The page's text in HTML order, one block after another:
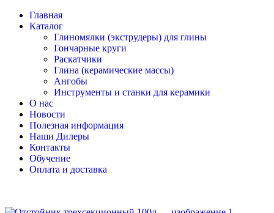
Главная
Каталог
Глиномялки (экструдеры) для глины
Гончарные круги
Раскатчики
Глина (керамические массы)
Ангобы
Инструменты и станки для керамики
О нас
Новости
Полезная информация
Наши Дилеры
Контакты
Обучение
Оплата и доставка